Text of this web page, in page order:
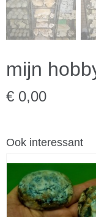
mijn
€ 0,00
Ook interessant